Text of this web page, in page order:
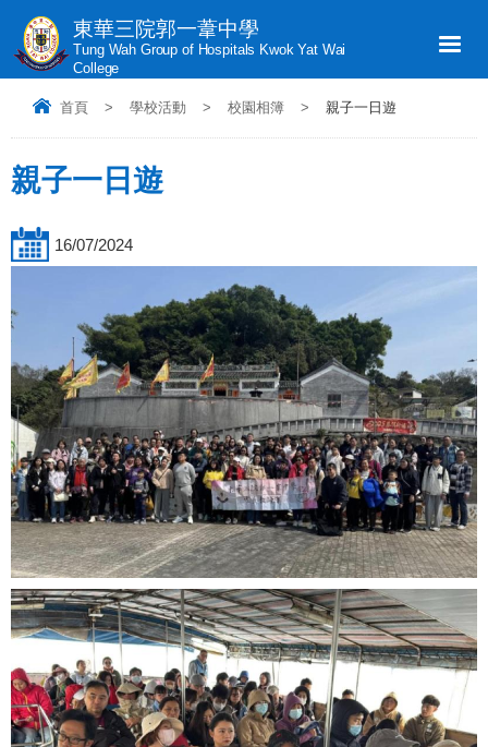
東華三院郭一葦中學
Tung Wah Group of Hospitals Kwok Yat Wai
College
首頁 > 學校活動 > 校園相簿 > 親子一日遊
親子一日遊
16/07/2024